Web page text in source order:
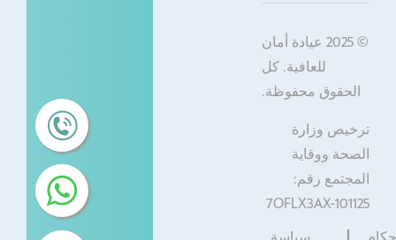
© 2025 عيادة أمان
للعافية. كل
الحقوق محفوظة.
ترخيص وزارة
الصحة ووقاية
المجتمع رقم:
7OFLX3AX-101125